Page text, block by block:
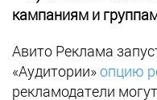
кампаниям и
Авито Реклама
«Аудитории»опцию
рекламодатели